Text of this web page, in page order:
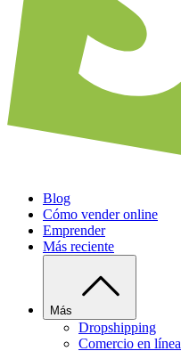
Blog
Cómo vender online
Emprender
Más reciente
Más
Dropshipping
Comercio en línea